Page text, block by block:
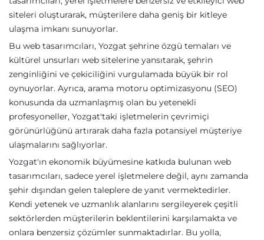
siteleri oluşturarak, müşterilere daha geniş bir kitleye
ulaşma imkanı sunuyorlar.
Bu web tasarımcıları, Yozgat şehrine özgü temaları ve
kültürel unsurları web sitelerine yansıtarak, şehrin
zenginliğini ve çekiciliğini vurgulamada büyük bir rol
oynuyorlar. Ayrıca, arama motoru optimizasyonu (SEO)
konusunda da uzmanlaşmış olan bu yetenekli
profesyoneller, Yozgat'taki işletmelerin çevrimiçi
görünürlüğünü artırarak daha fazla potansiyel müşteriye
ulaşmalarını sağlıyorlar.
Yozgat'ın ekonomik büyümesine katkıda bulunan web
tasarımcıları, sadece yerel işletmelere değil, aynı zamanda
şehir dışından gelen taleplere de yanıt vermektedirler.
Kendi yetenek ve uzmanlık alanlarını sergileyerek çeşitli
sektörlerden müşterilerin beklentilerini karşılamakta ve
onlara benzersiz çözümler sunmaktadırlar. Bu yolla,